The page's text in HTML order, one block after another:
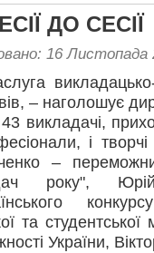
ДО СЕСІЇ
16 Листопада
викладацько-
– наголошує
викладачі,
і
–
року",
та
України,